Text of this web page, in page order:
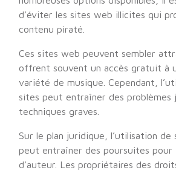
d’éviter les sites web illicites qui
contenu piraté.
Ces sites web peuvent sembler
offrent souvent un accès gratuit à
variété de musique. Cependant,
sites peut entraîner des problèmes
techniques graves.
Sur le plan juridique, l’utilisation
peut entraîner des poursuites
d’auteur. Les propriétaires des